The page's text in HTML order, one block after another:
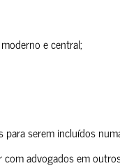
e central;
para serem incluídos
advogados em